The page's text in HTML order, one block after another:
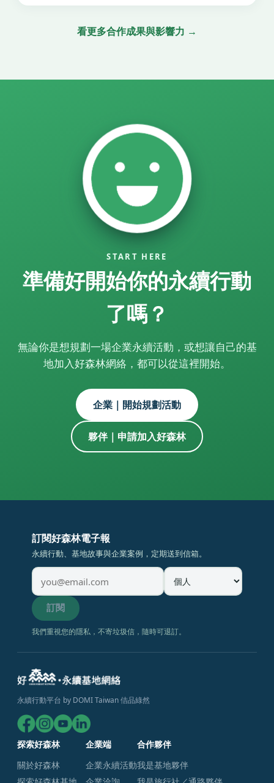
看更多合作成果與影響力 →
START HERE
準備好開始你的永續行動
了嗎？
無論你是想規劃一場企業永續活動，或想讓自己的基
地加入好森林網絡，都可以從這裡開始。
企業｜開始規劃活動
夥伴｜申請加入好森林
訂閱好森林電子報
永續行動、基地故事與企業案例，定期送到信箱。
訂閱
我們重視您的隱私，不寄垃圾信，隨時可退訂。
永續行動平台 by DOMI Taiwan 佶品綠然
探索好森林
關於好森林
企業端
企業永續活動
合作夥伴
我是基地夥伴